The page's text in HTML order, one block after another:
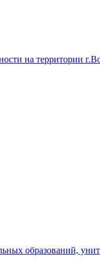
на территории
образований,